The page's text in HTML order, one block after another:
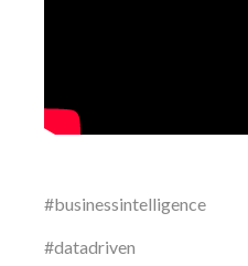
#businessintelligence
#datadriven